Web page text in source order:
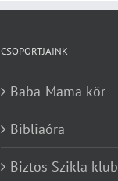
CSOPORTJAINK
Baba-Mama kör
Bibliaóra
Biztos Szikla klub